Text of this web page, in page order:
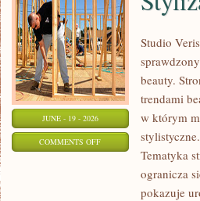
JUNE - 19 - 2026
COMMENTS OFFON
STYLIZACJE
Studio
beauty.
trendami
w którym
Tematyka
ogranicza
pokazuje